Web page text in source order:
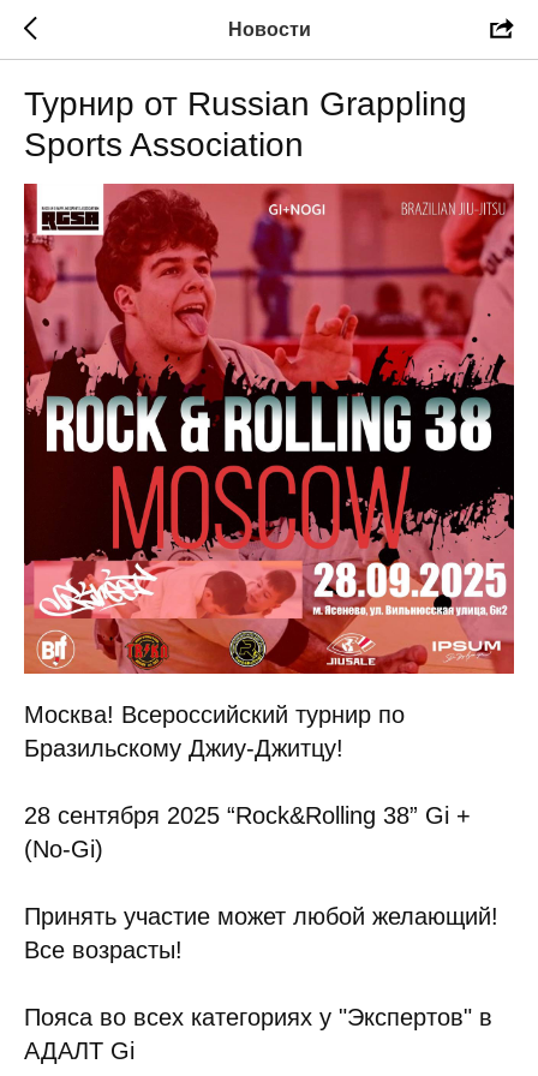
Новости
Турнир от Russian Grappling
Sports Association
Москва! Всероссийский турнир по
Бразильскому Джиу-Джитцу!
28 сентября 2025 “Rock&Rolling 38” Gi +
(No-Gi)
Принять участие может любой желающий!
Все возрасты!
Пояса во всех категориях у "Экспертов" в
АДАЛТ Gi